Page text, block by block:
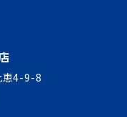
恵4-9-8